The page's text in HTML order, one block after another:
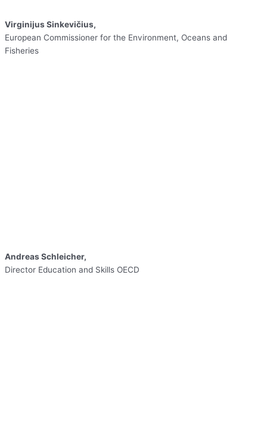
Virginijus Sinkevičius,
European Commissioner for the Environment, Oceans and
Fisheries
Andreas Schleicher,
Director Education and Skills OECD